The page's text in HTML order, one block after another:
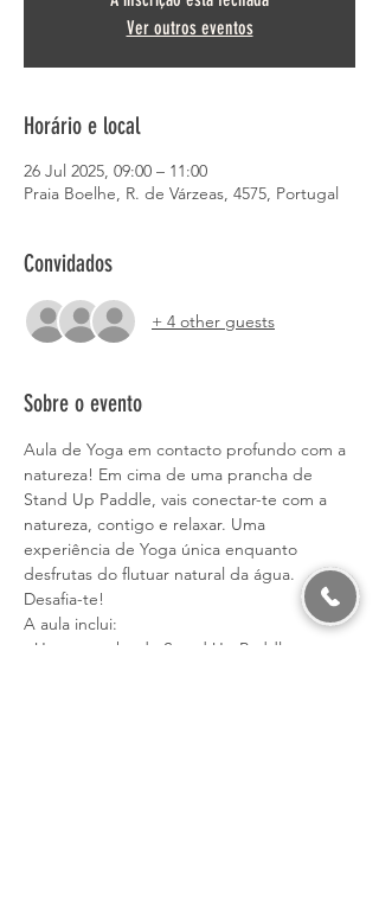
Ver outros eventos
Horário e local
26 Jul 2025, 09:00 – 11:00
Praia Boelhe, R. de Várzeas, 4575, Portugal
Convidados
+ 4 other guests
Sobre o evento
Aula de Yoga em contacto profundo com a
natureza! Em cima de uma prancha de
Stand Up Paddle, vais conectar-te com a
natureza, contigo e relaxar. Uma
experiência de Yoga única enquanto
desfrutas do flutuar natural da água.
Desafia-te!
A aula inclui:
- Uma prancha de Stand Up Paddle para